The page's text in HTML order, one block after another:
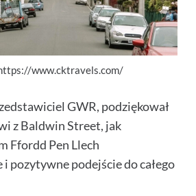
www.cktravels.com/
GWR, podziękował
z Baldwin Street, jak
Ffordd Pen Llech
i pozytywne podejście do całego